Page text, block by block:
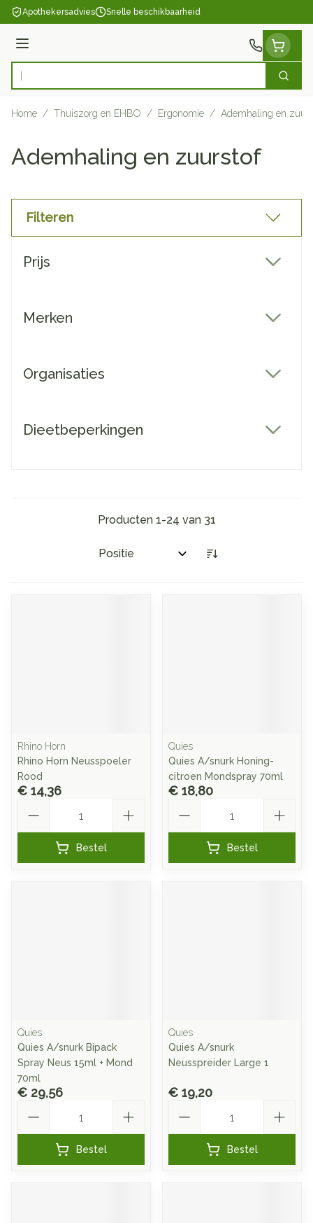
Ga naar de inhoud
Apothekersadvies Snelle beschikbaarheid
Menu
Product, merk, categorie... Zoek
Home / Thuiszorg en EHBO / Ergonomie / Ademhaling en
Ademhaling en zuurstof
Filteren
Prijs
Merken
Organisaties
Dieetbeperkingen
Producten 1-24 van 31
Sorteer op:
Rhino Horn
Rhino Horn Neusspoeler
Rood
€ 14,36
Bestel
Quies
Quies A/snurk Honing-
citroen Mondspray 70ml
€ 18,80
Bestel
Quies
Quies A/snurk Bipack
Spray Neus 15ml + Mond
70ml
€ 29,56
Bestel
Quies
Quies A/snurk
Neusspreider Large 1
€ 19,20
Bestel